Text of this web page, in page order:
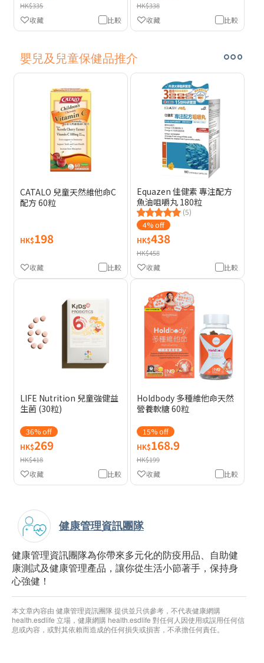
HK$335
比較
收藏
HK$338
比較
收藏
嬰兒及兒童保健品推介
CATALO 兒童天然維他命C
配方 60粒
HK$198
比較
收藏
Equazen 佳健素 專注配方
魚油咀嚼丸 180粒
(5)
4% off
HK$438
HK$458
比較
收藏
LIFE Nutrition 兒童強健益
生菌 (30粒)
36% off
HK$269
HK$418
比較
收藏
Holdbody 多種維他命天然
營養軟糖 60粒
15% off
HK$168.9
HK$199
比較
收藏
健康管理資訊團隊
健康管理資訊團隊為你帶來多元化的防疫用品、自助健
康測試及健康管理產品，讓你從生活小節著手，保持身
心強健！
本文章內容由 健康管理資訊團隊 提供並只供參考，不代表健康網購
health.esdlife 立場，健康網購 health.esdlife 對任何人因使用或誤用任何信
息或內容，或對其依賴而造成的任何損失或損害，不承擔任何責任。